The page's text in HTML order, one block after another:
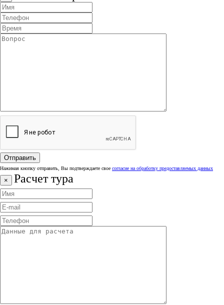
Нажимая кнопку отправить, Вы подтверждаете свое согласие на обработку предоставляемых данных
× Расчет тура